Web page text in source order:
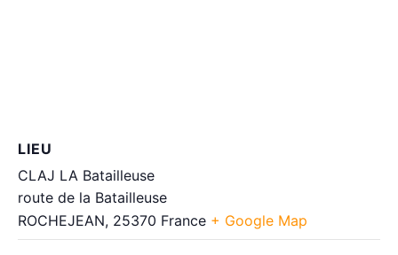
LIEU
CLAJ LA Batailleuse
route de la Batailleuse
ROCHEJEAN, 25370 France + Google Map